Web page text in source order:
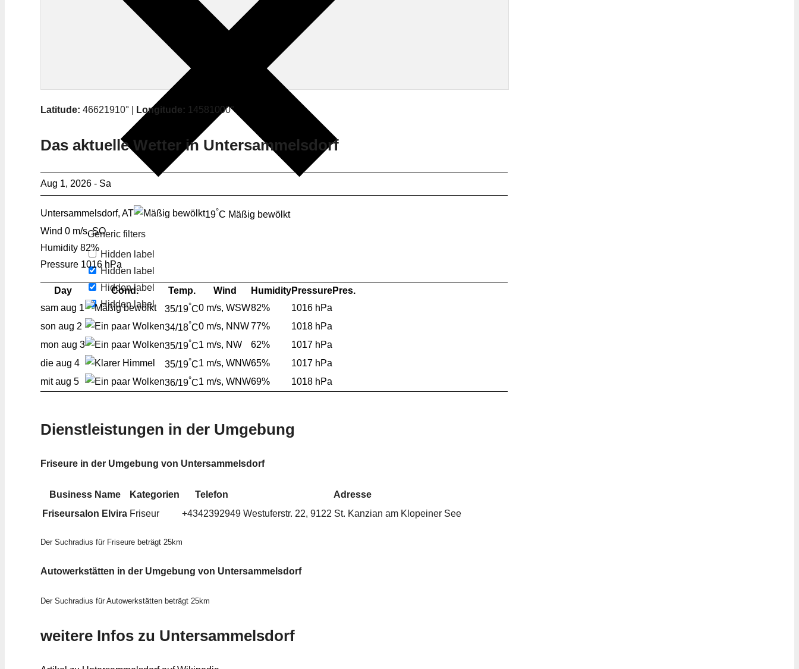
Generic filters
Hidden label
Hidden label
Hidden label
Hidden label
Latitude: 46621910° | Longitude: 14581000°
Das aktuelle Wetter in Untersammelsdorf
Aug 1, 2026 - Sa
Untersammelsdorf, AT 19°C Mäßig bewölkt
Wind 0 m/s, SO
Humidity 82%
Pressure 1016 hPa
Day Cond. Temp. Wind HumidityPressurePres.
sam aug 1 35/19°C0 m/s, WSW82%
1016 hPa
son aug 2 34/18°C0 m/s, NNW77%
1018 hPa
mon aug 3 35/19°C1 m/s, NW 62%
1017 hPa
die aug 4 35/19°C1 m/s, WNW65%
1017 hPa
mit aug 5 36/19°C1 m/s, WNW69% 1018 hPa
Dienstleistungen in der Umgebung
Friseure in der Umgebung von Untersammelsdorf
Business Name Kategorien Telefon
Adresse
Friseursalon Elvira Friseur +4342392949 Westuferstr. 22, 9122 St. Kanzian am Klopeiner See
Der Suchradius für Friseure beträgt 25km
Autowerkstätten in der Umgebung von Untersammelsdorf
Der Suchradius für Autowerkstätten beträgt 25km
weitere Infos zu Untersammelsdorf